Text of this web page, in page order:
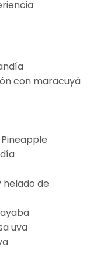
con maracuyá
helado de
uva